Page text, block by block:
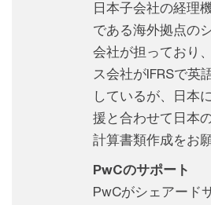
日本子会社の経理
である海外拠点の
会社が担っており
ス会社がIFRSで英
しているが、日本
援と合わせて日本
計算書類作成をお
PwCのサポート
PwCがシェアード